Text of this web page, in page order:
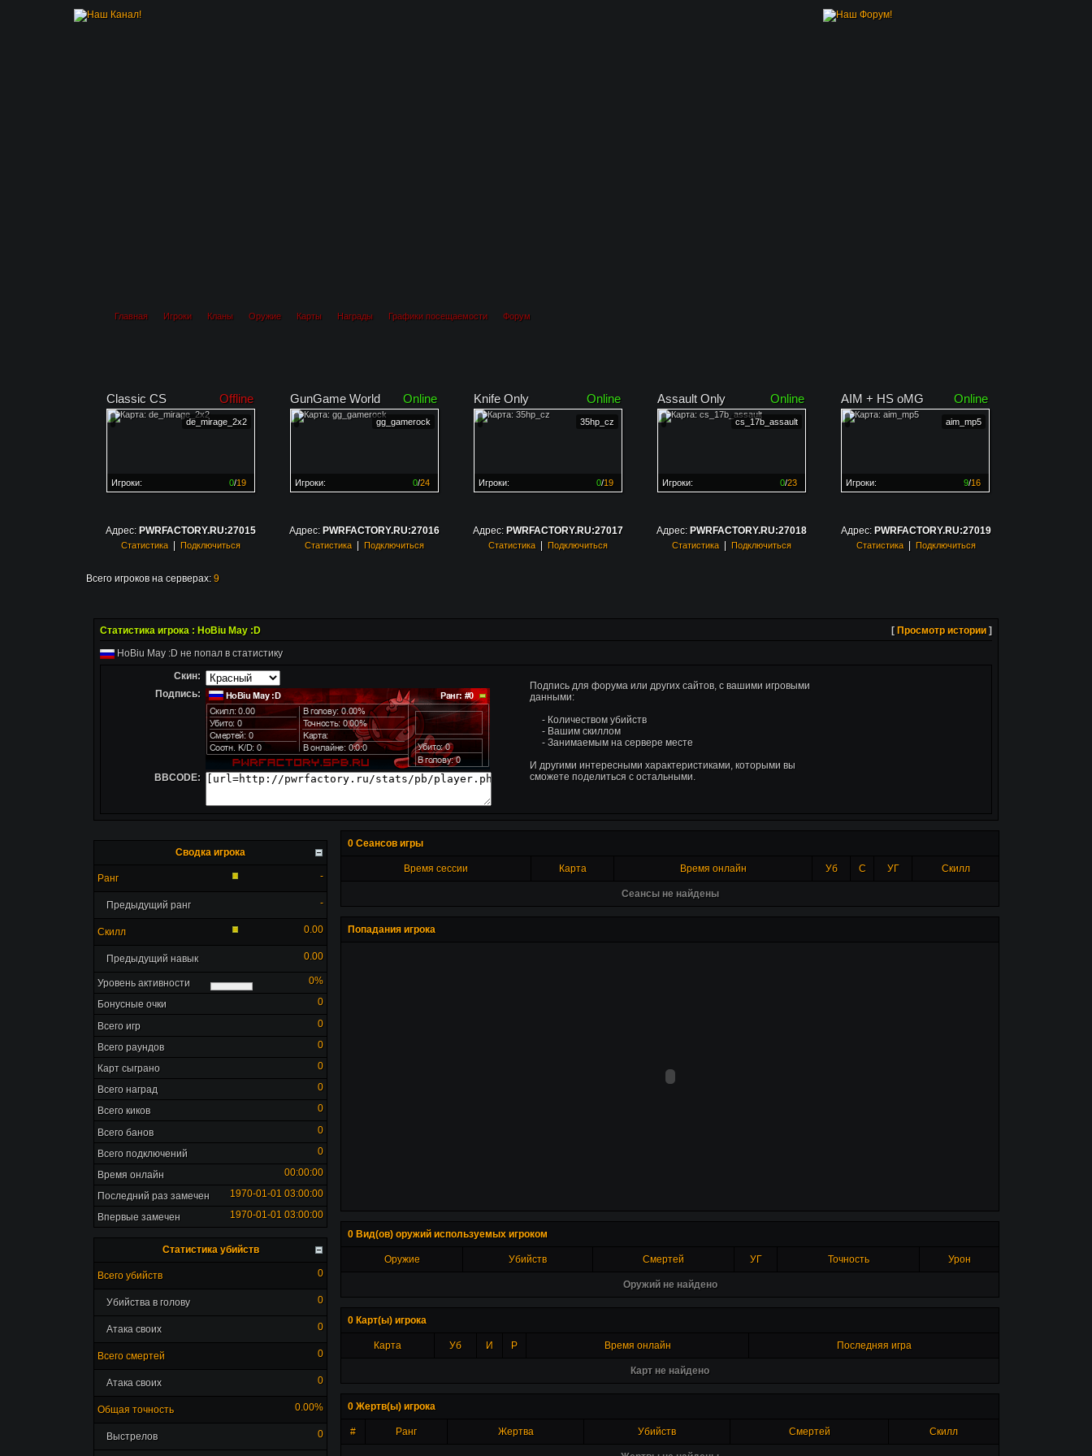
Главная Игроки Кланы Оружие Карты Награды Графики посещаемости Форум
Classic CS Offline
de_mirage_2x2
0/19
Игроки:
GunGame World Online
gg_gamerock
0/24
Игроки:
Knife Only Online
35hp_cz
0/19
Игроки:
Assault Only Online
cs_17b_assault
0/23
Игроки:
AIM + HS oMG Online
aim_mp5
9/16
Игроки:
Адрес: PWRFACTORY.RU:27015
Статистика| Подключиться
Адрес: PWRFACTORY.RU:27016
Статистика| Подключиться
Адрес: PWRFACTORY.RU:27017
Статистика| Подключиться
Адрес: PWRFACTORY.RU:27018
Статистика| Подключиться
Адрес: PWRFACTORY.RU:27019
Статистика| Подключиться
Всего игроков на серверах: 9
[ Просмотр истории ]
Статистика игрока : HoBiu May :D
HoBiu May :D не попал в статистику
Скин:
Подпись:
BBCODE:
Подпись для форума или других сайтов, с вашими игровыми
данными:
- Количеством убийств
- Вашим скиллом
- Занимаемым на сервере месте
И другими интересными характеристиками, которыми вы
сможете поделиться с остальными.
Сводка игрока
Ранг -
Предыдущий ранг -
Скилл 0.00
Предыдущий навык 0.00
Уровень активности 0%
Бонусные очки 0
Всего игр 0
Всего раундов 0
Карт сыграно 0
Всего наград 0
Всего киков 0
Всего банов 0
Всего подключений 0
Время онлайн 00:00:00
Последний раз замечен 1970-01-01 03:00:00
Впервые замечен 1970-01-01 03:00:00
Статистика убийств
Всего убийств 0
Убийства в голову 0
Атака своих 0
Всего смертей 0
Атака своих 0
Общая точность 0.00%
Выстрелов 0
0 Сеансов игры
Время сессии Карта Время онлайн Уб С УГ Скилл
Сеансы не найдены
Попадания игрока
0 Вид(ов) оружий используемых игроком
Оружие Убийств Смертей УГ Точность Урон
Оружий не найдено
0 Карт(ы) игрока
Карта Уб И Р Время онлайн Последняя игра
Карт не найдено
0 Жертв(ы) игрока
# Ранг Жертва Убийств Смертей Скилл